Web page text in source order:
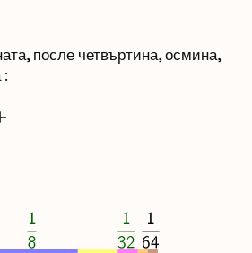
после четвъртина, осмина,
: